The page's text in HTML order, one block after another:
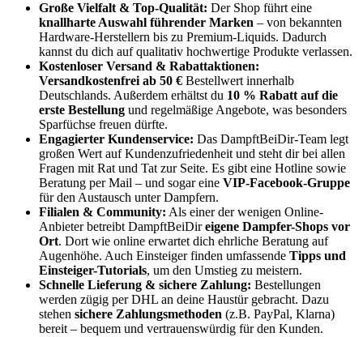
Große Vielfalt & Top-Qualität: Der Shop führt eine
knallharte Auswahl führender Marken – von bekannten
Hardware-Herstellern bis zu Premium-Liquids. Dadurch
kannst du dich auf qualitativ hochwertige Produkte verlassen.
Kostenloser Versand & Rabattaktionen:
Versandkostenfrei ab 50 € Bestellwert innerhalb
Deutschlands. Außerdem erhältst du 10 % Rabatt auf die
erste Bestellung und regelmäßige Angebote, was besonders
Sparfüchse freuen dürfte.
Engagierter Kundenservice: Das DampftBeiDir-Team legt
großen Wert auf Kundenzufriedenheit und steht dir bei allen
Fragen mit Rat und Tat zur Seite. Es gibt eine Hotline sowie
Beratung per Mail – und sogar eine VIP-Facebook-Gruppe
für den Austausch unter Dampfern.
Filialen & Community: Als einer der wenigen Online-
Anbieter betreibt DampftBeiDireigene Dampfer-Shops vor
Ort. Dort wie online erwartet dich ehrliche Beratung auf
Augenhöhe. Auch Einsteiger finden umfassende Tipps und
Einsteiger-Tutorials, um den Umstieg zu meistern.
Schnelle Lieferung & sichere Zahlung: Bestellungen
werden zügig per DHL an deine Haustür gebracht. Dazu
stehen sichere Zahlungsmethoden (z.B. PayPal, Klarna)
bereit – bequem und vertrauenswürdig für den Kunden.